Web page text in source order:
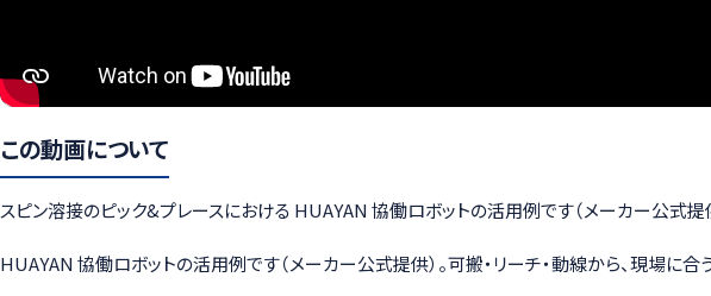
この動画について
スピン溶接のピック&プレースにおける HUAYAN 協働ロボットの活用例です（メーカー公式提
HUAYAN 協働ロボットの活用例です（メーカー公式提供）。可搬・リーチ・動線から、現場に